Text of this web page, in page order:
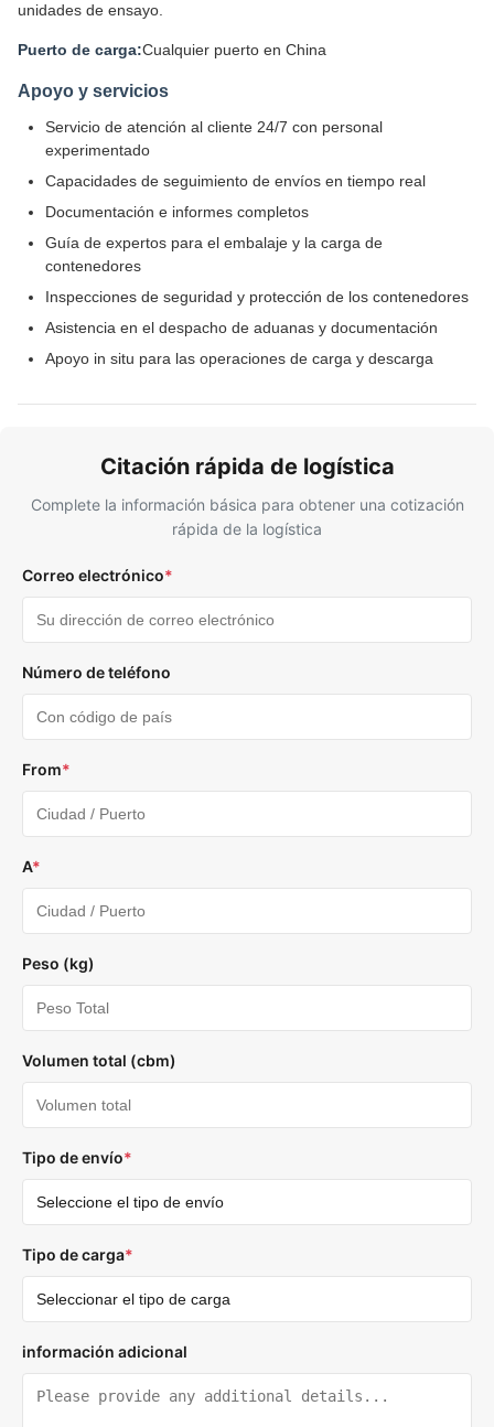
unidades de ensayo.
Puerto de carga:Cualquier puerto en China
Apoyo y servicios
Servicio de atención al cliente 24/7 con personal
experimentado
Capacidades de seguimiento de envíos en tiempo real
Documentación e informes completos
Guía de expertos para el embalaje y la carga de
contenedores
Inspecciones de seguridad y protección de los contenedores
Asistencia en el despacho de aduanas y documentación
Apoyo in situ para las operaciones de carga y descarga
Citación rápida de logística
Complete la información básica para obtener una cotización
rápida de la logística
Correo electrónico*
Número de teléfono
From*
A*
Peso (kg)
Volumen total (cbm)
Tipo de envío*
Tipo de carga*
información adicional